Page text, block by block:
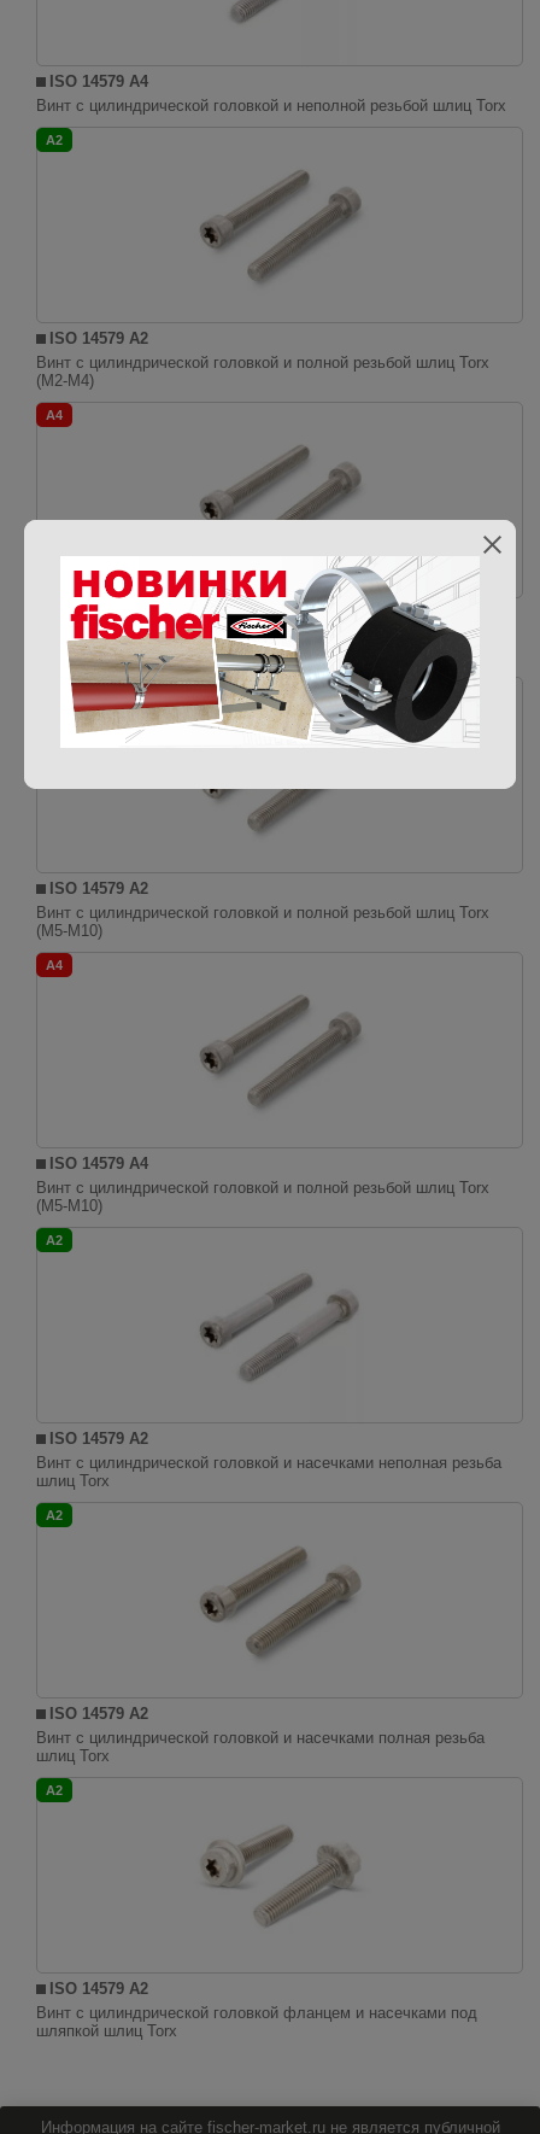
ISO 14579 A4
Винт с цилиндрической головкой и неполной резьбой шлиц Torx
A2
ISO 14579 A2
Винт с цилиндрической головкой и полной резьбой шлиц Torx
(M2-M4)
A4
ISO 14579 A4
Винт с цилиндрической головкой и полной резьбой шлиц Torx
(M2-M4)
ISO 14579 A2
Винт с цилиндрической головкой и полной резьбой шлиц Torx
(M5-M10)
A4
ISO 14579 A4
Винт с цилиндрической головкой и полной резьбой шлиц Torx
(M5-M10)
A2
ISO 14579 A2
Винт с цилиндрической головкой и насечками неполная резьба
шлиц Torx
A2
ISO 14579 A2
Винт с цилиндрической головкой и насечками полная резьба
шлиц Torx
A2
ISO 14579 A2
Винт с цилиндрической головкой фланцем и насечками под
шляпкой шлиц Torx
Информация на сайте fischer-market.ru не является публичной